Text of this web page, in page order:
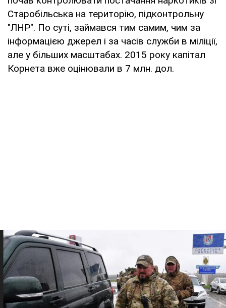
Старобільська на територію, підконтрольну
"ЛНР". По суті, займався тим самим, чим за
інформацією джерел і за часів служби в міліції,
але у більших масштабах. 2015 року капітал
Корнета вже оцінювали в 7 млн. дол.